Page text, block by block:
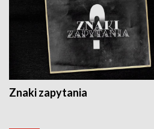
Znaki zapytania